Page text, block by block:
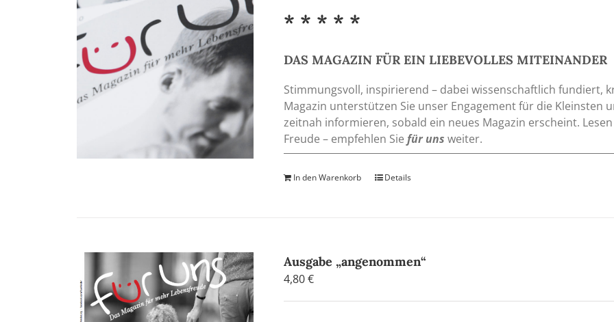
gewählt
* * * * *
DAS MAGAZIN FÜR EIN LIEBEVOLLES MITEINANDER
Stimmungsvoll, inspirierend – dabei wissenschaftlich fundiert,
Magazin unterstützen Sie unser Engagement für die Kleinsten
zeitnah informieren, sobald ein neues Magazin erscheint.
Freude – empfehlen Siefür uns weiter.
In den Warenkorb Details
Ausgabe „angenommen“
4,80€